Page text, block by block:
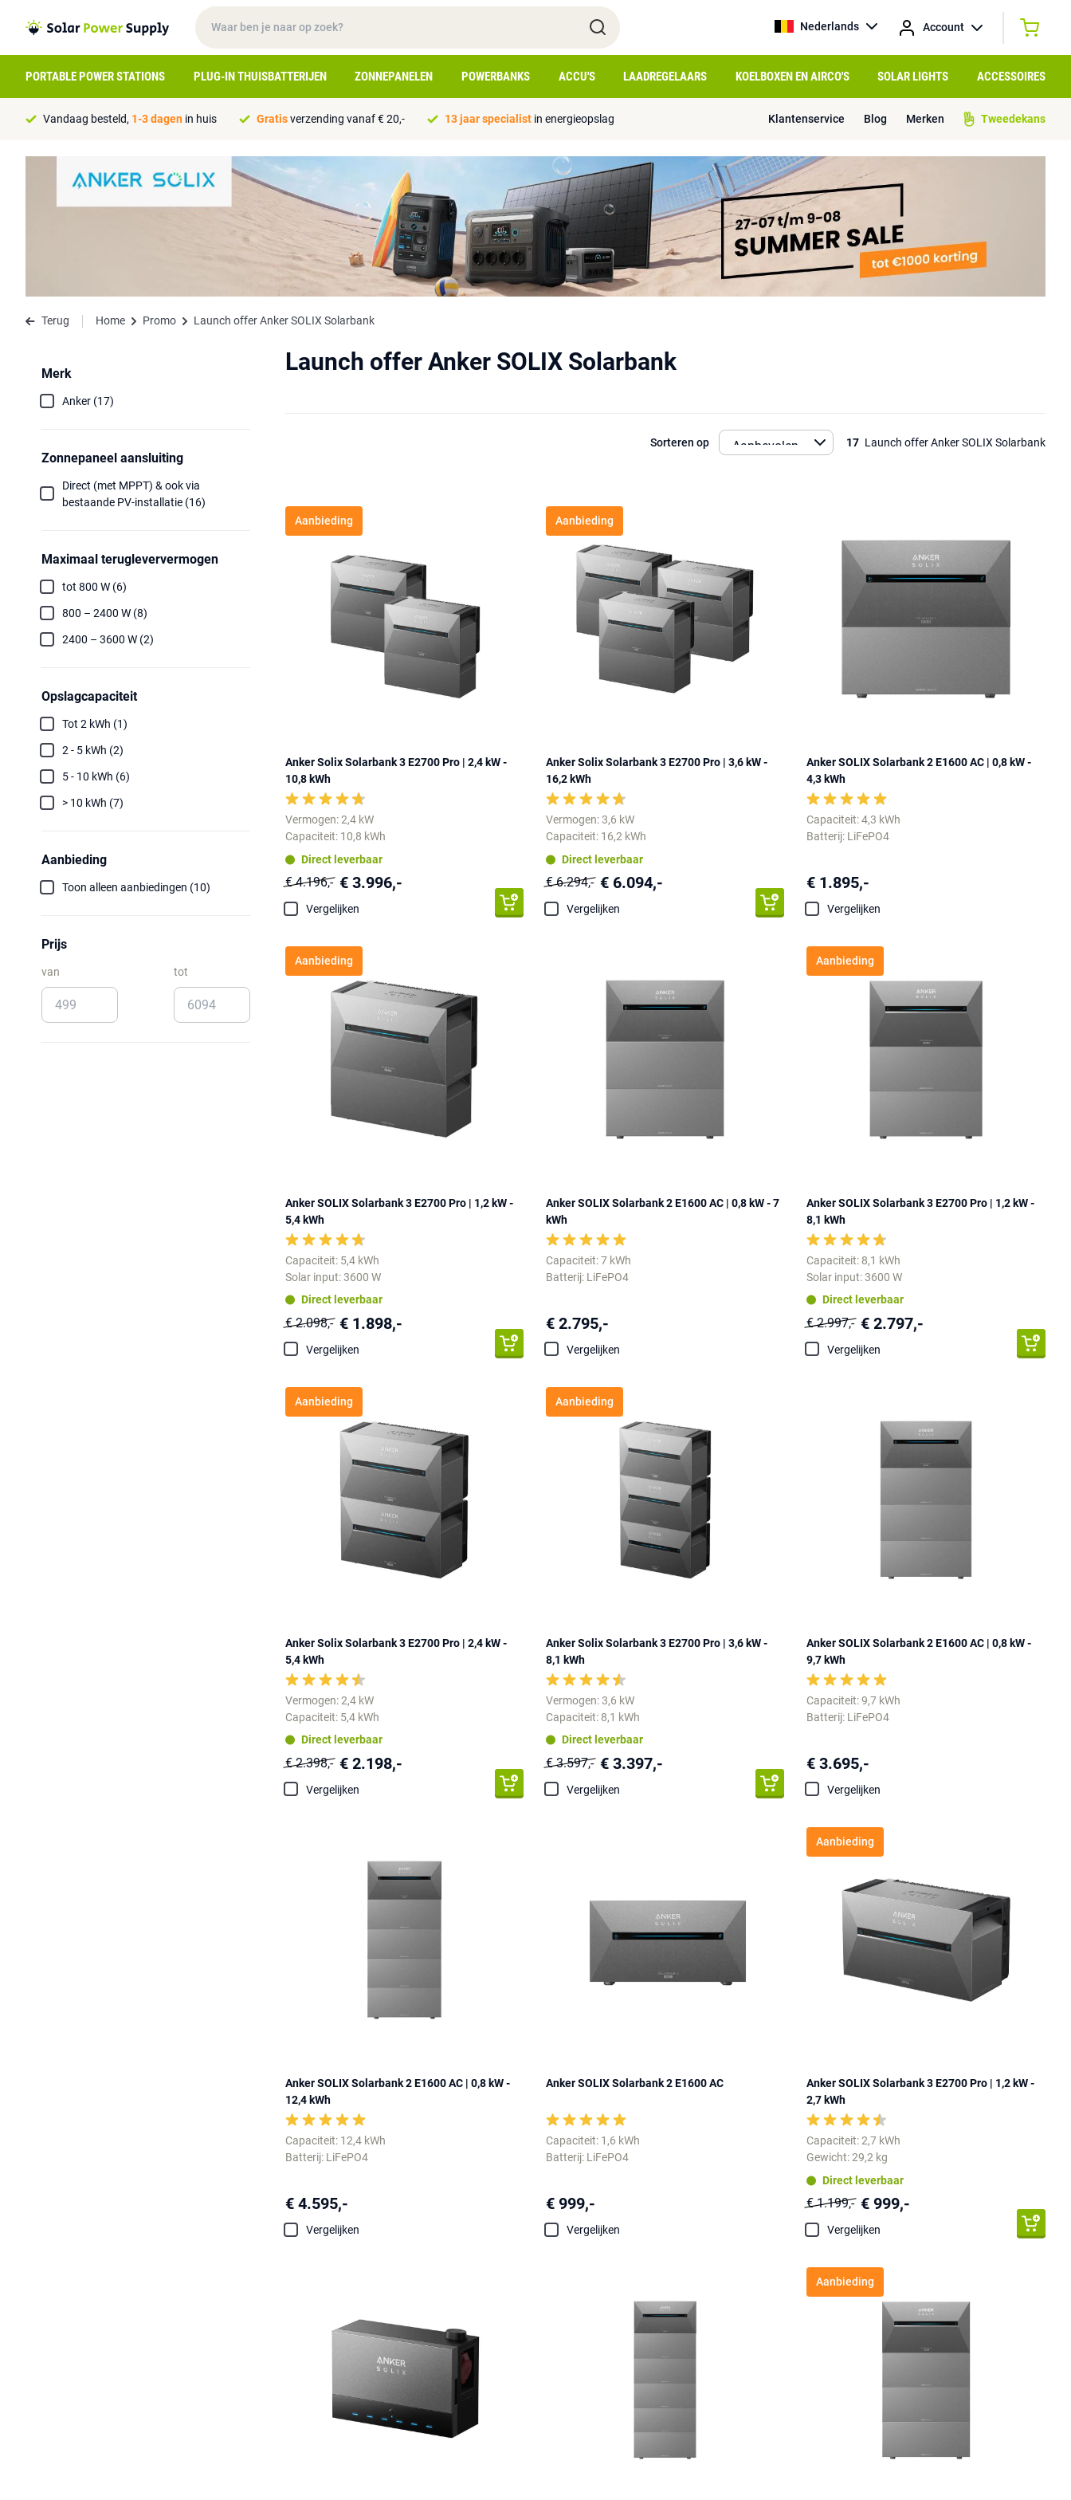
Nederlands Account
PORTABLE POWER STATIONS PLUG-IN THUISBATTERIJEN ZONNEPANELEN POWERBANKS ACCU'S LAADREGELAARS KOELBOXEN EN AIRCO'S SOLAR LIGHTS ACCESSOIRES
Vandaag besteld, 1-3 dagen in huis Gratisverzending vanaf € 20,- 13 jaar specialist in energieopslag Klantenservice Blog Merken Tweedekans
Terug Home Promo Launch offer Anker SOLIX Solarbank
Merk
Anker (17)
Zonnepaneel aansluiting
Direct (met MPPT) & ook via
bestaande PV-installatie (16)
Maximaal terugleververmogen
tot 800 W (6)
800 – 2400 W (8)
2400 – 3600 W (2)
Opslagcapaciteit
Tot 2 kWh (1)
2 - 5 kWh (2)
5 - 10 kWh (6)
> 10 kWh (7)
Aanbieding
Toon alleen aanbiedingen (10)
Prijs
van tot
Launch offer Anker SOLIX Solarbank
Sorteren op 17 Launch offer Anker SOLIX Solarbank
Aanbieding
Anker Solix Solarbank 3 E2700 Pro | 2,4 kW -
10,8 kWh
Vermogen: 2,4 kW
Capaciteit: 10,8 kWh
Direct leverbaar
€ 4.196,- € 3.996,-
Vergelijken
Aanbieding
Anker Solix Solarbank 3 E2700 Pro | 3,6 kW -
16,2 kWh
Vermogen: 3,6 kW
Capaciteit: 16,2 kWh
Direct leverbaar
€ 6.294,- € 6.094,-
Vergelijken
Anker SOLIX Solarbank 2 E1600 AC | 0,8 kW -
4,3 kWh
Capaciteit: 4,3 kWh
Batterij: LiFePO4
€ 1.895,-
Vergelijken
Aanbieding
Anker SOLIX Solarbank 3 E2700 Pro | 1,2 kW -
5,4 kWh
Capaciteit: 5,4 kWh
Solar input: 3600 W
Direct leverbaar
€ 2.098,- € 1.898,-
Vergelijken
Anker SOLIX Solarbank 2 E1600 AC | 0,8 kW - 7
kWh
Capaciteit: 7 kWh
Batterij: LiFePO4
€ 2.795,-
Vergelijken
Aanbieding
Anker SOLIX Solarbank 3 E2700 Pro | 1,2 kW -
8,1 kWh
Capaciteit: 8,1 kWh
Solar input: 3600 W
Direct leverbaar
€ 2.997,- € 2.797,-
Vergelijken
Aanbieding
Anker Solix Solarbank 3 E2700 Pro | 2,4 kW -
5,4 kWh
Vermogen: 2,4 kW
Capaciteit: 5,4 kWh
Direct leverbaar
€ 2.398,- € 2.198,-
Vergelijken
Aanbieding
Anker Solix Solarbank 3 E2700 Pro | 3,6 kW -
8,1 kWh
Vermogen: 3,6 kW
Capaciteit: 8,1 kWh
Direct leverbaar
€ 3.597,- € 3.397,-
Vergelijken
Anker SOLIX Solarbank 2 E1600 AC | 0,8 kW -
9,7 kWh
Capaciteit: 9,7 kWh
Batterij: LiFePO4
€ 3.695,-
Vergelijken
Anker SOLIX Solarbank 2 E1600 AC | 0,8 kW -
12,4 kWh
Capaciteit: 12,4 kWh
Batterij: LiFePO4
€ 4.595,-
Vergelijken
Anker SOLIX Solarbank 2 E1600 AC
Capaciteit: 1,6 kWh
Batterij: LiFePO4
€ 999,-
Vergelijken
Aanbieding
Anker SOLIX Solarbank 3 E2700 Pro | 1,2 kW -
2,7 kWh
Capaciteit: 2,7 kWh
Gewicht: 29,2 kg
Direct leverbaar
€ 1.199,- € 999,-
Vergelijken
Aanbieding